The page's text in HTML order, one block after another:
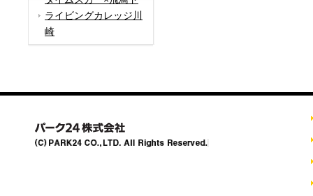
ライビングカレッジ川
崎